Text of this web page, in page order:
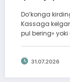
Do‘konga
Kassaga
pul bering»
31.07.2026